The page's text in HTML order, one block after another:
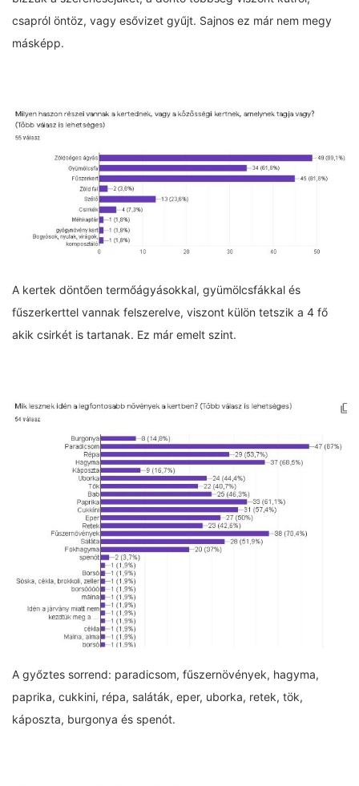
csapról öntöz, vagy esővizet gyűjt. Sajnos ez már nem megy
másképp.
A kertek döntően termőágyásokkal, gyümölcsfákkal és
fűszerkerttel vannak felszerelve, viszont külön tetszik a 4 fő
akik csirkét is tartanak. Ez már emelt szint.
A győztes sorrend: paradicsom, fűszernövények, hagyma,
paprika, cukkini, répa, saláták, eper, uborka, retek, tök,
káposzta, burgonya és spenót.